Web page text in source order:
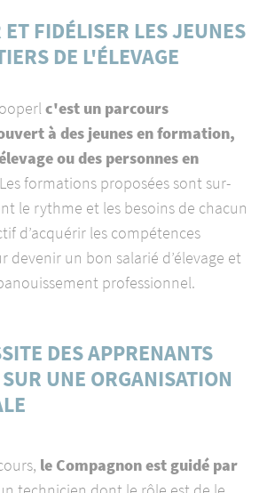
ET FIDÉLISER LES JEUNES
DE L'ÉLEVAGE
c'est un parcours
à des jeunes en formation,
ou des personnes en
Les formations proposées sont sur-
le rythme et les besoins de chacun
d’acquérir les compétences
devenir un bon salarié d’élevage et
professionnel.
DES APPRENANTS
UNE ORGANISATION
le Compagnon est guidé par